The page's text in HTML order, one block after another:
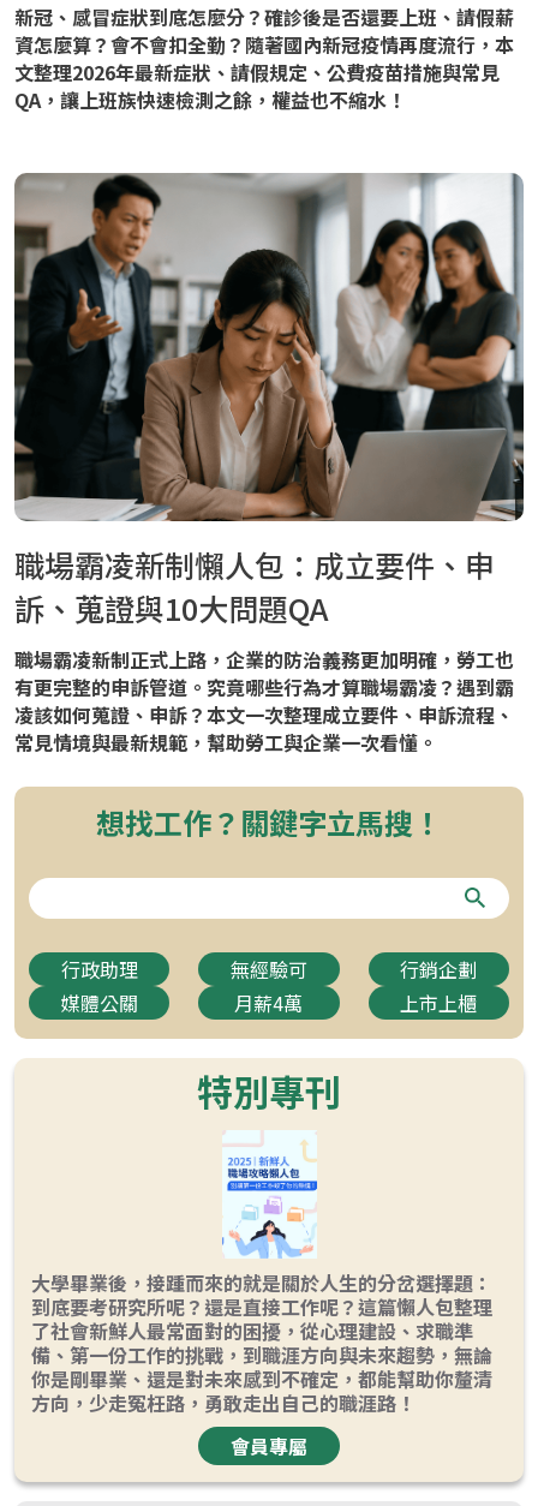
新冠、感冒症狀到底怎麼分？確診後是否還要上班、請假薪
資怎麼算？會不會扣全勤？隨著國內新冠疫情再度流行，本
文整理2026年最新症狀、請假規定、公費疫苗措施與常見
QA，讓上班族快速檢測之餘，權益也不縮水！
職場霸凌新制懶人包：成立要件、申
訴、蒐證與10大問題QA
職場霸凌新制正式上路，企業的防治義務更加明確，勞工也
有更完整的申訴管道。究竟哪些行為才算職場霸凌？遇到霸
凌該如何蒐證、申訴？本文一次整理成立要件、申訴流程、
常見情境與最新規範，幫助勞工與企業一次看懂。
想找工作？關鍵字立馬搜！
行政助理 無經驗可
行銷企劃
媒體公關
月薪4萬 上市上櫃
特別專刊
大學畢業後，接踵而來的就是關於人生的分岔選擇題：
到底要考研究所呢？還是直接工作呢？這篇懶人包整理
了社會新鮮人最常面對的困擾，從心理建設、求職準
備、第一份工作的挑戰，到職涯方向與未來趨勢，無論
你是剛畢業、還是對未來感到不確定，都能幫助你釐清
方向，少走冤枉路，勇敢走出自己的職涯路！
會員專屬